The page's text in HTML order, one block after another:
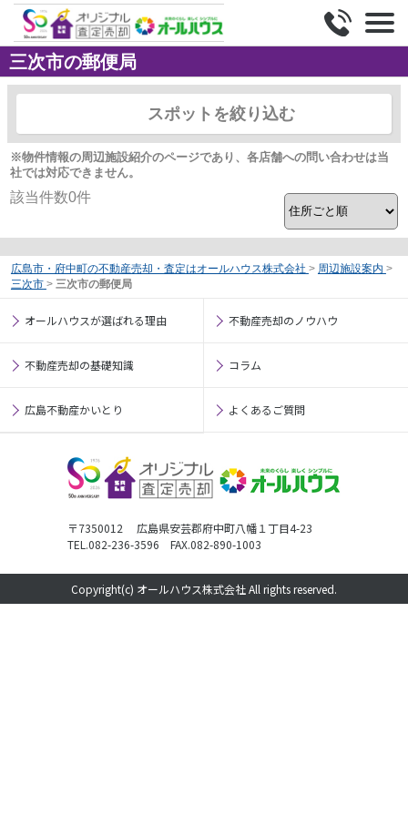
三次市の郵便局
スポットを絞り込む
※物件情報の周辺施設紹介のページであり、各店舗への問い合わせは当
社では対応できません。
該当件数0件
広島市・府中町の不動産売却・査定はオールハウス株式会社 > 周辺施設案内 >
三次市 > 三次市の郵便局
オールハウスが選ばれる理由 不動産売却のノウハウ
不動産売却の基礎知識 コラム
広島不動産かいとり よくあるご質問
〒7350012 広島県安芸郡府中町八幡１丁目4-23
TEL.082-236-3596 FAX.082-890-1003
Copyright(c) オールハウス株式会社 All rights reserved.